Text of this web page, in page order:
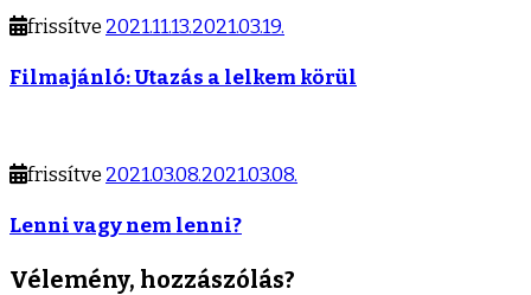
frissítve 2021.11.13.2021.03.19.
Filmajánló: Utazás a lelkem körül
frissítve 2021.03.08.2021.03.08.
Lenni vagy nem lenni?
Vélemény, hozzászólás?